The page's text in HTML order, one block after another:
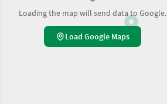
Loading the map will send data to Google.
Load Google Maps